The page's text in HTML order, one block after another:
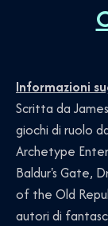
Informazioni
Scritta da
giochi di ruolo
Archetype
Baldur's Gate,
of the Old
autori di